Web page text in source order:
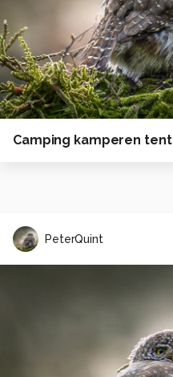
Camping kamperen tent
PeterQuint